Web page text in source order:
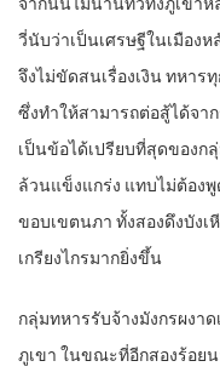
วี่นับว่าเป็นเศรษฐีในเมือง
จึงไม่ขัดสนเรื่องเงิน ทหา
ซึ่งทำให้สามารถต่อสู้ได้จา
เป็นข้อได้เปรียบที่สุดของก
ล้วนแข็งแกร่ง แทบไม่ต้อง
ขอบเขตนภา ทั้งสองดึงบัง
เกรียงไกรมากยิ่งขึ้น
กลุ่มทหารรับจ้างมังกรผงา
ภูเขา ในขณะที่อีกสองร้อย